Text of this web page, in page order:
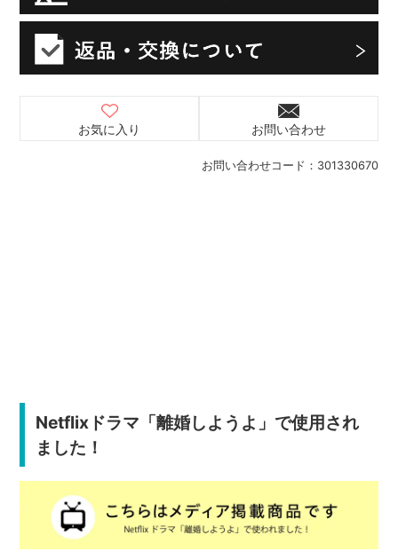
お問い合わせコード： 301330670
お気に入り お問い合わせ
Netflixドラマ「離婚しようよ」で使用され
ました！